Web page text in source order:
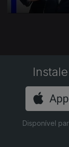
Disponível